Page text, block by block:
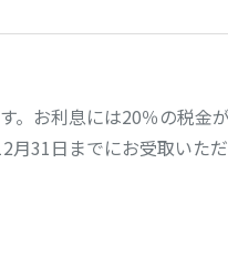
お利息には20％の税金が
31日までにお受取いた